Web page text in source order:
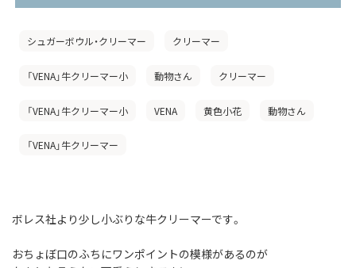
シュガーボウル・クリーマー クリーマー
「VENA」牛クリーマー小 動物さん クリーマー
「VENA」牛クリーマー小 VENA 黄色小花 動物さん
「VENA」牛クリーマー
ボレス社より少し小ぶりな牛クリーマーです。
おちょぼ口のふちにワンポイントの模様があるのが